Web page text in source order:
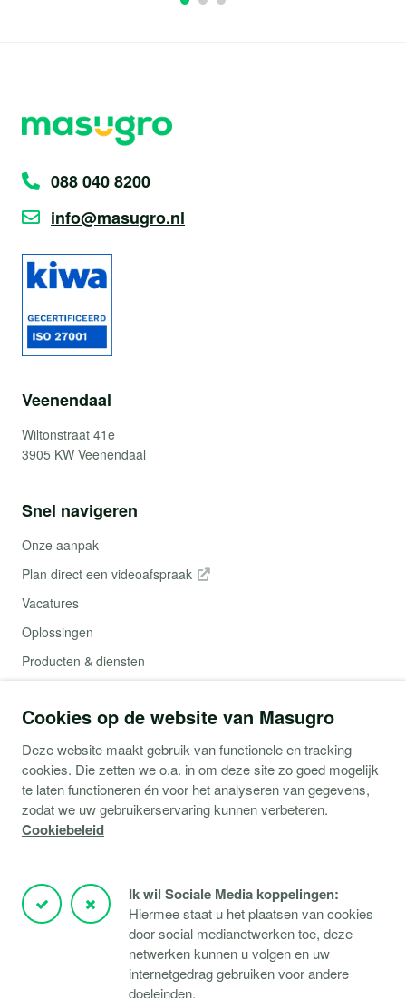
088 040 8200
info@masugro.nl
Veenendaal
Wiltonstraat 41e
3905 KW Veenendaal
Snel navigeren
Onze aanpak
Plan direct een videoafspraak
Vacatures
Oplossingen
Producten & diensten
Webshop (Copaco)
Support
Service aanvraag
Storingen Verbindingen
TeamViewer downloaden
Responsible disclosure
Cookies op de website van Masugro
Deze website maakt gebruik van functionele en tracking
cookies. Die zetten we o.a. in om deze site zo goed mogelijk
te laten functioneren én voor het analyseren van gegevens,
zodat we uw gebruikerservaring kunnen verbeteren.
Cookiebeleid
Ik wil Sociale Media koppelingen:
Hiermee staat u het plaatsen van cookies
door social medianetwerken toe, deze
netwerken kunnen u volgen en uw
internetgedrag gebruiken voor andere
doeleinden.